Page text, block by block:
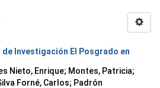
de Investigación El Posgrado en
Nieto, Enrique; Montes, Patricia;
Forné, Carlos; Padrón